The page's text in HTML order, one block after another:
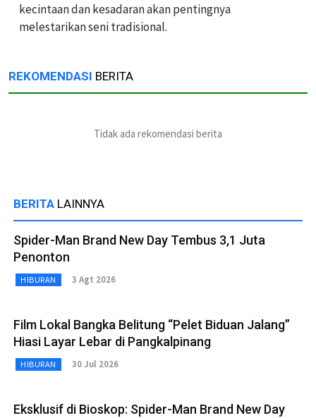
kecintaan dan kesadaran akan pentingnya
melestarikan seni tradisional.
REKOMENDASI BERITA
Tidak ada rekomendasi berita
BERITA LAINNYA
Spider-Man Brand New Day Tembus 3,1 Juta
Penonton
HIBURAN 3 Agt 2026
Film Lokal Bangka Belitung “Pelet Biduan Jalang”
Hiasi Layar Lebar di Pangkalpinang
HIBURAN 30 Jul 2026
Eksklusif di Bioskop: Spider-Man Brand New Day